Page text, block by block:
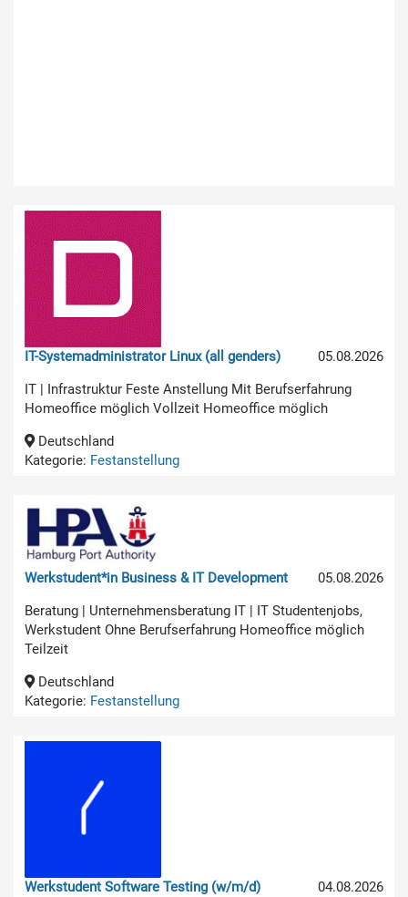
05.08.2026
IT-Systemadministrator Linux (all genders)
IT | Infrastruktur Feste Anstellung Mit Berufserfahrung
Homeoffice möglich Vollzeit Homeoffice möglich
Deutschland
Kategorie: Festanstellung
05.08.2026
Werkstudent*in Business & IT Development
Beratung | Unternehmensberatung IT | IT Studentenjobs,
Werkstudent Ohne Berufserfahrung Homeoffice möglich
Teilzeit
Deutschland
Kategorie: Festanstellung
04.08.2026
Werkstudent Software Testing (w/m/d)